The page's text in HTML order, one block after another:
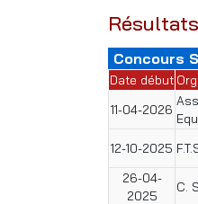
Concours
Date début
11-04-2026
12-10-2025
26-04-
2025
C.